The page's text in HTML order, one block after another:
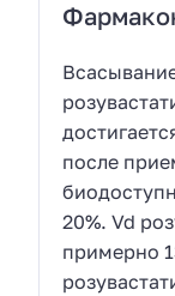
после
20%. Vd
примерно